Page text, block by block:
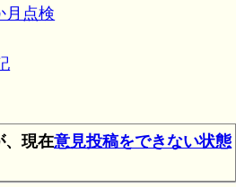
月点検
、現在意見投稿をできない状態